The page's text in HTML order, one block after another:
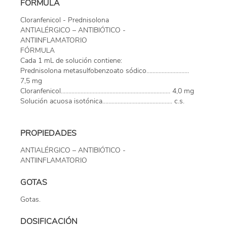
FORMULA
Cloranfenicol - Prednisolona
ANTIALÉRGICO – ANTIBIÓTICO -
ANTIINFLAMATORIO
FÓRMULA
Cada 1 mL de solución contiene:
Prednisolona metasulfobenzoato sódico….........................
7,5 mg
Cloranfenicol........................................................................ 4,0 mg
Solución acuosa isotónica……………………................…... c.s.
PROPIEDADES
ANTIALÉRGICO – ANTIBIÓTICO -
ANTIINFLAMATORIO
GOTAS
Gotas.
DOSIFICACIÓN